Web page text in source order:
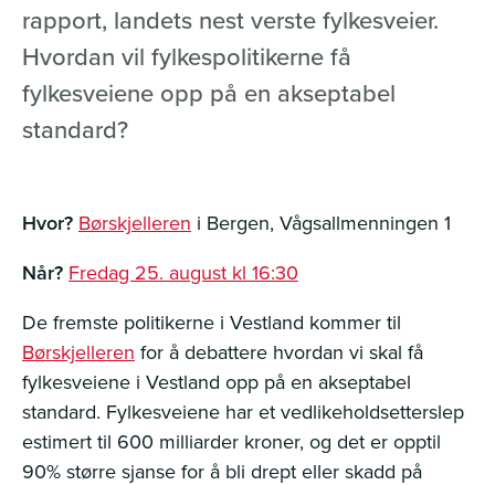
rapport, landets nest verste fylkesveier.
Hvordan vil fylkespolitikerne få
fylkesveiene opp på en akseptabel
standard?
Hvor? Børskjelleren i Bergen, Vågsallmenningen 1
Når? Fredag 25. august kl 16:30
De fremste politikerne i Vestland kommer til
Børskjelleren for å debattere hvordan vi skal få
fylkesveiene i Vestland opp på en akseptabel
standard. Fylkesveiene har et vedlikeholdsetterslep
estimert til 600 milliarder kroner, og det er opptil
90% større sjanse for å bli drept eller skadd på